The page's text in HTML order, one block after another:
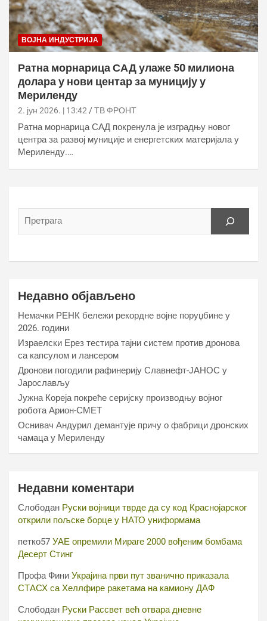
ВОЈНА ИНДУСТРИЈА
Ратна морнарица САД улаже 50 милиона
долара у нови центар за муницију у
Мериленду
2. јун 2026. | 13:42 ТВ ФРОНТ
Ратна морнарица САД покренула је изградњу новог
центра за развој муниције и енергетских материјала у
Мериленду.…
Недавно објављено
Немачки РЕНК бележи рекордне војне поруџбине у
2026. години
Израелски Ерез тестира тајни систем против дронова
са капсулом и лансером
Дронови погодили рафинерију Славнефт-ЈАНОС у
Јарослављу
Јужна Кореја покреће серијску производњу војног
робота Арион-СМЕТ
Оснивач Андурил демантује причу о фабрици дронских
чамаца у Мериленду
Недавни коментари
Слободан Руски војници тврде да су код Краснојарског
открили пољске борце у НАТО униформама
петко57 УАЕ опремили Мираге 2000 вођеним бомбама
Десерт Стинг
Профа Фини Украјина први пут званично приказала
СТАСХ са Хеллфире ракетама на камиону ДАФ
Слободан Руски Рассвет већ отвара дневне